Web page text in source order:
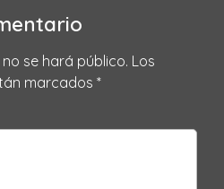
se hará público. Los
marcados *